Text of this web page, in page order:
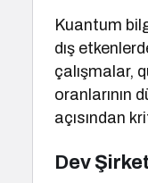
Kuantum
dış
çalışmalar,
oranlarının
açısından
Dev